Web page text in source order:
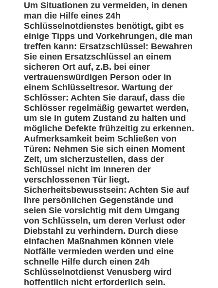
Um Situationen zu vermeiden, in denen
man die Hilfe eines 24h
Schlüsselnotdienstes benötigt, gibt es
einige Tipps und Vorkehrungen, die man
treffen kann: Ersatzschlüssel: Bewahren
Sie einen Ersatzschlüssel an einem
sicheren Ort auf, z.B. bei einer
vertrauenswürdigen Person oder in
einem Schlüsseltresor. Wartung der
Schlösser: Achten Sie darauf, dass die
Schlösser regelmäßig gewartet werden,
um sie in gutem Zustand zu halten und
mögliche Defekte frühzeitig zu erkennen.
Aufmerksamkeit beim Schließen von
Türen: Nehmen Sie sich einen Moment
Zeit, um sicherzustellen, dass der
Schlüssel nicht im Inneren der
verschlossenen Tür liegt.
Sicherheitsbewusstsein: Achten Sie auf
Ihre persönlichen Gegenstände und
seien Sie vorsichtig mit dem Umgang
von Schlüsseln, um deren Verlust oder
Diebstahl zu verhindern. Durch diese
einfachen Maßnahmen können viele
Notfälle vermieden werden und eine
schnelle Hilfe durch einen 24h
Schlüsselnotdienst Venusberg wird
hoffentlich nicht erforderlich sein.